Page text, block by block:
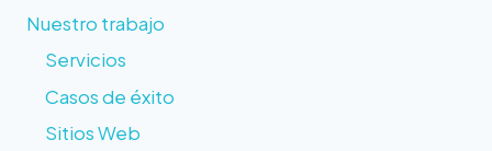
Nuestro trabajo
Servicios
Casos de éxito
Sitios Web